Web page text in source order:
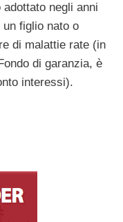
negli anni
un figlio nato o
di malattie rate (in
di garanzia, è
interessi).